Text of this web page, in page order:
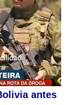
antes